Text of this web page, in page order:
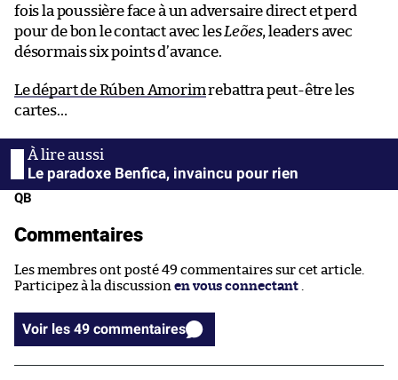
fois la poussière face à un adversaire direct et perd
pour de bon le contact avec lesLeões, leaders avec
désormais six points d’avance.
Le départ de Rúben Amorimrebattra peut-être les
cartes…
Le paradoxe Benfica, invaincu pour rien
QB
Commentaires
Les membres ont posté 49 commentaires sur cet article.
Participez à la discussion en vous connectant .
Voir les 49 commentaires